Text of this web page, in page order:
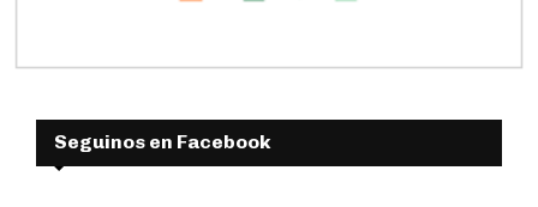
Seguinos en Facebook